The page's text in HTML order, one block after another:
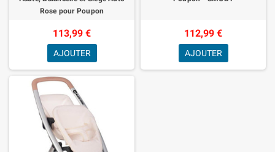
Rose pour Poupon
113,99 €
AJOUTER
112,99 €
AJOUTER